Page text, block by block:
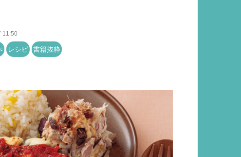
11:50
レシピ 書籍抜粋